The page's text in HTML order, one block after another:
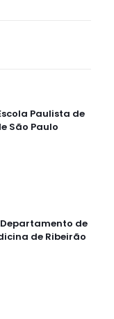
Paulista de
São Paulo
de
de Ribeirão